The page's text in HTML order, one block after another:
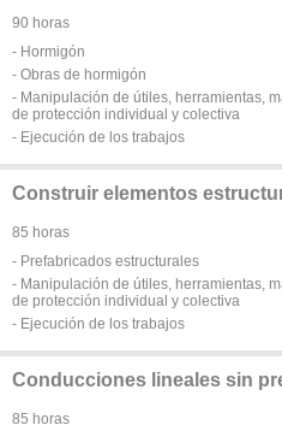
90 horas
- Hormigón
- Obras de hormigón
- Manipulación de útiles, herramientas,
de protección individual y colectiva
- Ejecución de los trabajos
Construir elementos
85 horas
- Prefabricados estructurales
- Manipulación de útiles, herramientas,
de protección individual y colectiva
- Ejecución de los trabajos
Conducciones lineales sin
85 horas